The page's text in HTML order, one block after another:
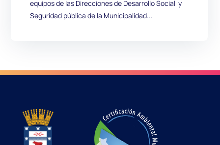
equipos de las Direcciones de Desarrollo Social y
Seguridad pública de la Municipalidad...